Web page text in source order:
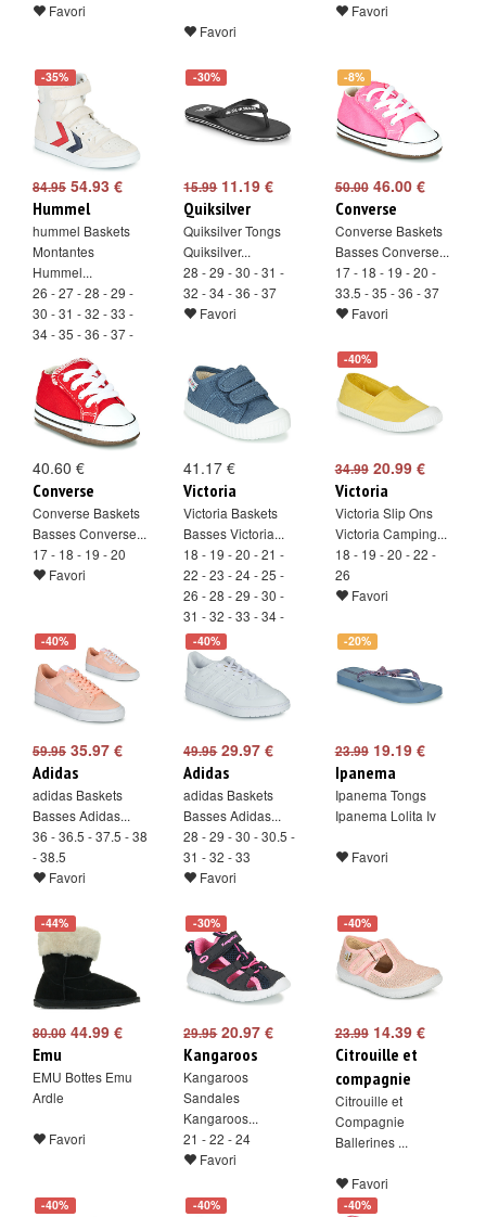
Favori
Favori
Favori
-35%
84.95 54.93 €
Hummel
hummel Baskets
Montantes
Hummel...
26 - 27 - 28 - 29 -
30 - 31 - 32 - 33 -
34 - 35 - 36 - 37 -
38 - 39 - 40
Favori
-30%
15.9911.19 €
Quiksilver
Quiksilver Tongs
Quiksilver...
28 - 29 - 30 - 31 -
32 - 34 - 36 - 37
Favori
-8%
50.0046.00 €
Converse
Converse Baskets
Basses Converse...
17 - 18 - 19 - 20 -
33.5 - 35 - 36 - 37
Favori
40.60 €
Converse
Converse Baskets
Basses Converse...
17 - 18 - 19 - 20
Favori
41.17 €
Victoria
Victoria Baskets
Basses Victoria...
18 - 19 - 20 - 21 -
22 - 23 - 24 - 25 -
26 - 28 - 29 - 30 -
31 - 32 - 33 - 34 -
36
Favori
-40%
34.9920.99 €
Victoria
Victoria Slip Ons
Victoria Camping...
18 - 19 - 20 - 22 -
26
Favori
-40%
59.95 35.97 €
Adidas
adidas Baskets
Basses Adidas...
36 - 36.5 - 37.5 - 38
- 38.5
Favori
-40%
49.9529.97 €
Adidas
adidas Baskets
Basses Adidas...
28 - 29 - 30 - 30.5 -
31 - 32 - 33
Favori
-20%
23.9919.19 €
Ipanema
Ipanema Tongs
Ipanema Lolita Iv
Favori
-44%
80.00 44.99 €
Emu
EMU Bottes Emu
Ardle
Favori
-30%
29.9520.97 €
Kangaroos
Kangaroos
Sandales
Kangaroos...
21 - 22 - 24
Favori
-40%
23.9914.39 €
Citrouille et
compagnie
Citrouille et
Compagnie
Ballerines ...
Favori
-40% -40% -40%